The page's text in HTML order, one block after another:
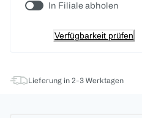
In Filiale abholen
Verfügbarkeit prüfen
Lieferung in 2-3 Werktagen